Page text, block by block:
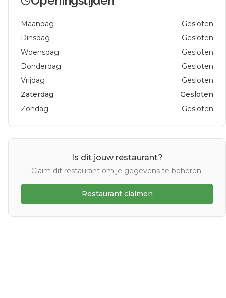
Maandag
Gesloten
Dinsdag
Gesloten
Woensdag
Gesloten
Donderdag
Gesloten
Vrijdag
Gesloten
Zaterdag
Gesloten
Zondag
Gesloten
Is dit jouw restaurant?
Claim dit restaurant om je gegevens te beheren.
Restaurant claimen